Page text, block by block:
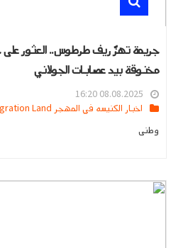
جريمة تهزّ ريف طرطوس.. العثور
مخنوقة بيد عصابات الجولاني
08.08.2025 16:20
اخبار الكنيسه في المهجر Church News in Immigration Land
وطنى